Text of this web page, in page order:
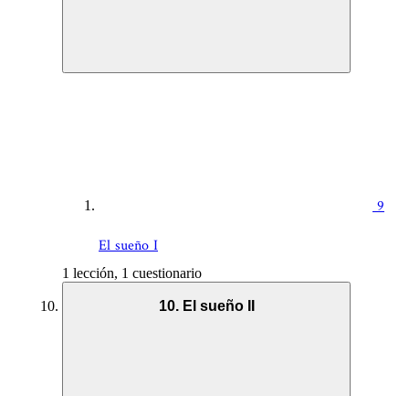
9
El sueño I
1 lección, 1 cuestionario
10. El sueño II